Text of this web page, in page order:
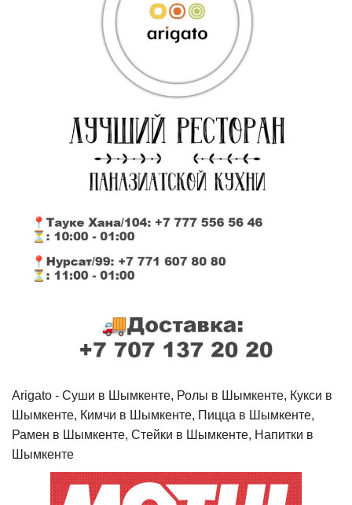
Arigato - Cуши в Шымкенте, Ролы в Шымкенте, Кукси в
Шымкенте, Кимчи в Шымкенте, Пицца в Шымкенте,
Рамен в Шымкенте, Стейки в Шымкенте, Напитки в
Шымкенте